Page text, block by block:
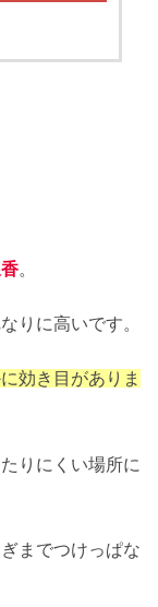
。
りに高いです。
効き目がありま
りにくい場所に
までつけっぱな